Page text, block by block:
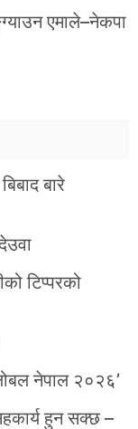
एमाले–नेकपा
बारे
टिप्परको
नेपाल २०२६’
हुन सक्छ –